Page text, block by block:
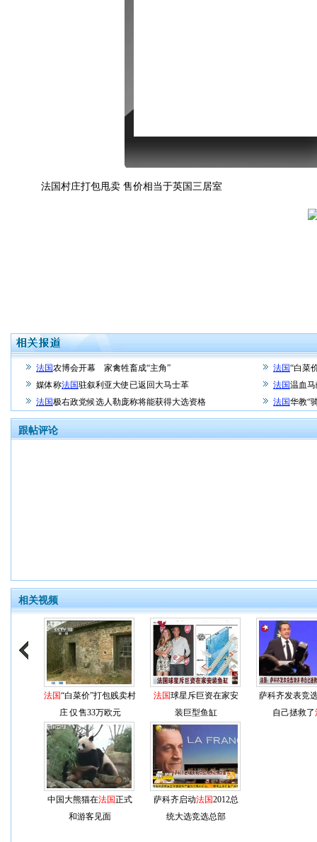
法国村庄打包甩卖 售价相当于英国三居室
法国农博会开幕 家禽牲畜成“主角” 法国“白菜
媒体称法国驻叙利亚大使已返回大马士革 法国温血
法国极右政党候选人勒庞称将能获得大选资格 法国华教“
跟帖评论
相关视频
法国“白菜价”打包贱卖村
庄 仅售33万欧元
法国球星斥巨资在家安
装巨型鱼缸
萨科齐发表竞
自己拯救了
中国大熊猫在法国正式
和游客见面
萨科齐启动法国2012总
统大选竞选总部